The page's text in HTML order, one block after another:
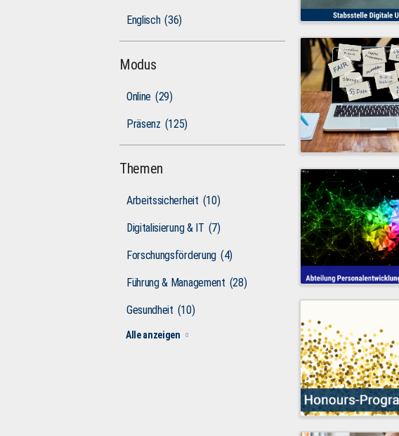
Englisch (36)
Modus
Online (29)
Präsenz (125)
Themen
Arbeitssicherheit (10)
Digitalisierung & IT (7)
Forschungsförderung (4)
Führung & Management (28)
Gesundheit (10)
Alle anzeigen